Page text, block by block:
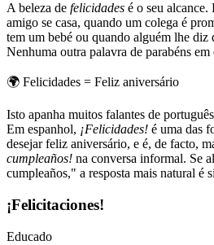
A beleza de felicidades é o seu
amigo se casa, quando um colega é
tem um bebé ou quando alguém lhe diz
Nenhuma outra palavra de parabéns
🌍 Felicidades = Feliz aniversário
Isto apanha muitos falantes de
Em espanhol, ¡Felicidades! é uma das
desejar feliz aniversário, e é, de facto,
cumpleaños! na conversa informal. Se
cumpleaños," a resposta mais natural é
¡Felicitaciones!
Educado